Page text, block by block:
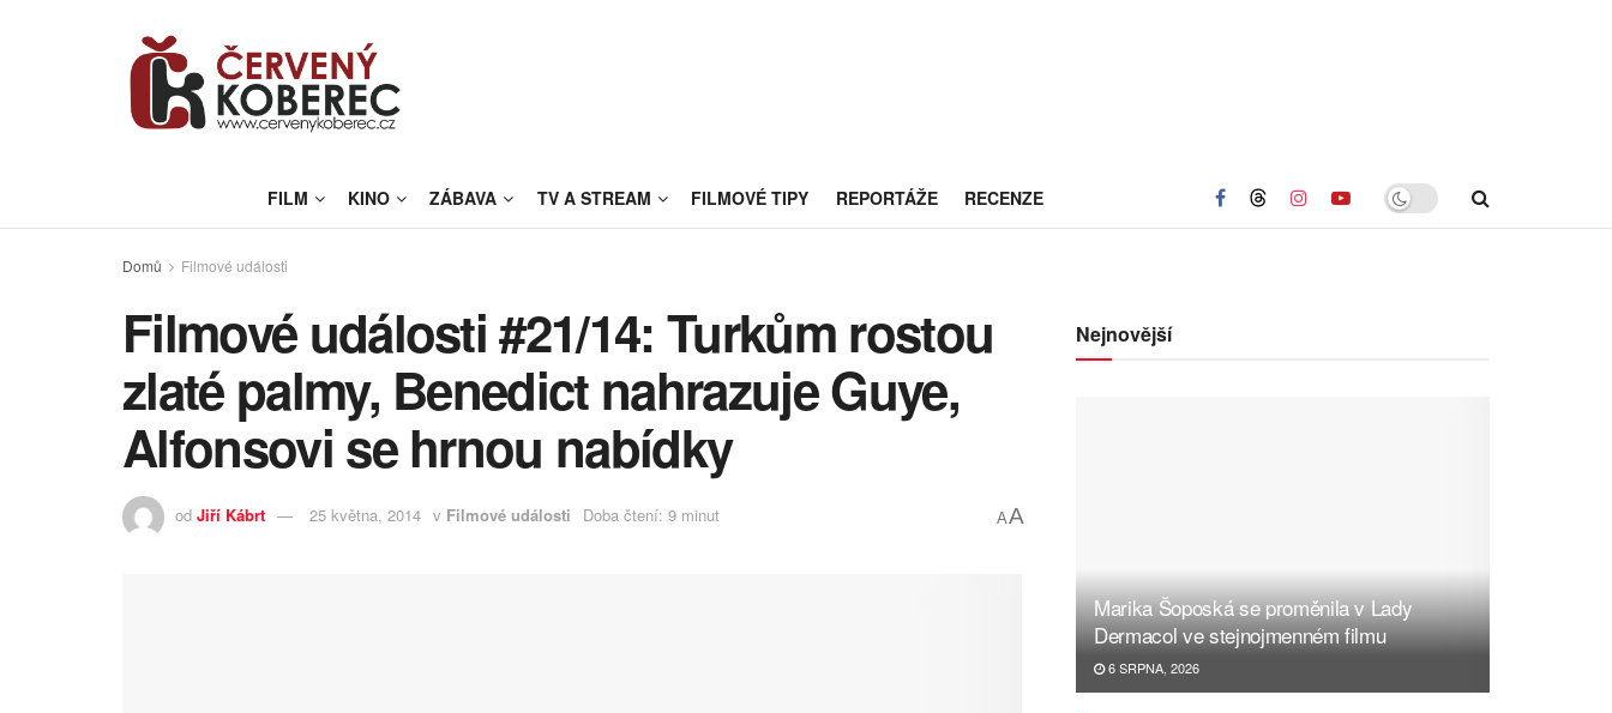
FILM KINO ZÁBAVA TV A STREAM FILMOVÉ TIPY REPORTÁŽE RECENZE
Domů Filmové události
Filmové události #21/14: Turkům rostou
zlaté palmy, Benedict nahrazuje Guye,
Alfonsovi se hrnou nabídky
od Jiří Kábrt 25 května, 2014 v Filmové události Doba čtení: 9 minut AA
Nejnovější
Marika Šoposká se proměnila v Lady
Dermacol ve stejnojmenném filmu
6 SRPNA, 2026